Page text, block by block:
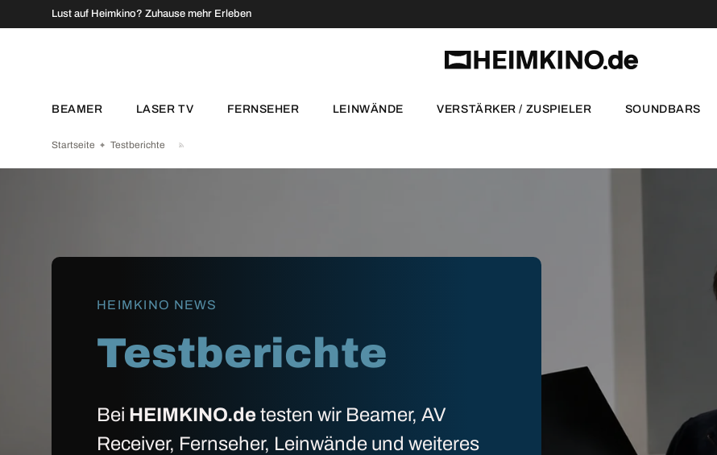
Zum Inhalt springen
Zum Menü springen
Fußzeile springen
Barrierefreiheits-Widget öffnen
DIREKT ZUM INHALT
Lust auf Heimkino? Zuhause mehr Erleben
BEAMER LASER TV FERNSEHER LEINWÄNDE VERSTÄRKER / ZUSPIELER SOUNDBARS
Startseite Testberichte
HEIMKINO NEWS
Testberichte
Bei HEIMKINO.de testen wir Beamer, AV
Receiver, Fernseher, Leinwände und weiteres